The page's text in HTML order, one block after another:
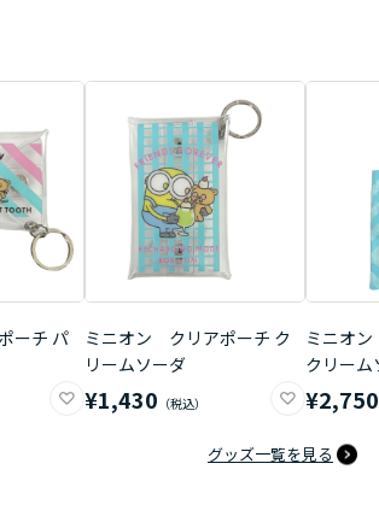
ーチ パ
ミニオン クリアポーチ ク
リームソーダ
¥1,430
ミニオ
クリーム
¥2,750
グッズ一覧を見る